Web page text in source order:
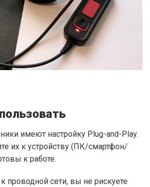
имеют настройку Plug-and-Play.
их к устройству (ПК/смартфон/
к работе.
проводной сети, вы не рискуете